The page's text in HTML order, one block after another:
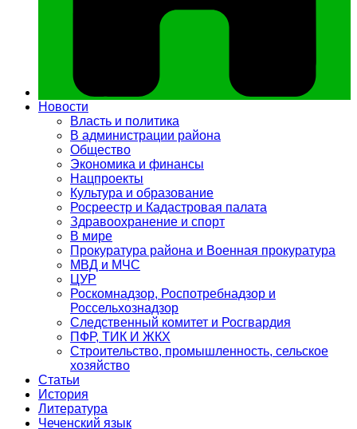
Новости
Власть и политика
В администрации района
Общество
Экономика и финансы
Нацпроекты
Культура и образование
Росреестр и Кадастровая палата
Здравоохранение и спорт
В мире
Прокуратура района и Военная прокуратура
МВД и МЧС
ЦУР
Роскомнадзор, Роспотребнадзор и
Россельхознадзор
Следственный комитет и Росгвардия
ПФР, ТИК И ЖКХ
Строительство, промышленность, сельское
хозяйство
Статьи
История
Литература
Чеченский язык